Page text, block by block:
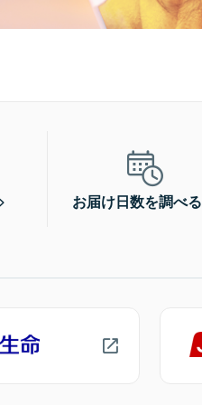
お届け日数を調べる